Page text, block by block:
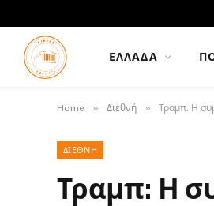
ΕΛΛΆΔΑ
Home » Διεθνή » Τραμπ: Η
ΔΙΕΘΝΉ
Τραμπ: Η